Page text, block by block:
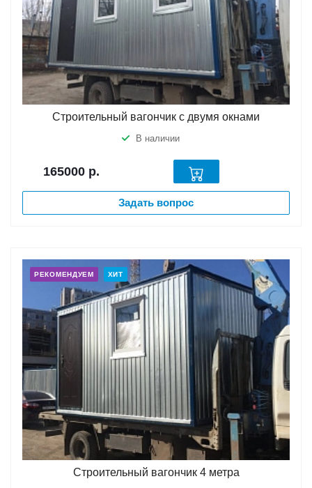
Строительный вагончик с двумя окнами
В наличии
165000 р.
Задать вопрос
РЕКОМЕНДУЕМ ХИТ
Строительный вагончик 4 метра